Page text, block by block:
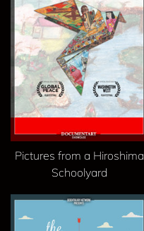
Pictures from a Hiroshima
Schoolyard